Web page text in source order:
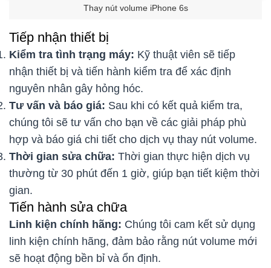
Thay nút volume iPhone 6s
Tiếp nhận thiết bị
Kiểm tra tình trạng máy: Kỹ thuật viên sẽ tiếp
nhận thiết bị và tiến hành kiểm tra để xác định
nguyên nhân gây hỏng hóc.
Tư vấn và báo giá: Sau khi có kết quả kiểm tra,
chúng tôi sẽ tư vấn cho bạn về các giải pháp phù
hợp và báo giá chi tiết cho dịch vụ thay nút volume.
Thời gian sửa chữa: Thời gian thực hiện dịch vụ
thường từ 30 phút đến 1 giờ, giúp bạn tiết kiệm thời
gian.
Tiến hành sửa chữa
Linh kiện chính hãng: Chúng tôi cam kết sử dụng
linh kiện chính hãng, đảm bảo rằng nút volume mới
sẽ hoạt động bền bỉ và ổn định.